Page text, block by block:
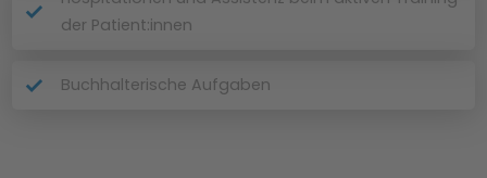
der Patient:innen
Buchhalterische Aufgaben